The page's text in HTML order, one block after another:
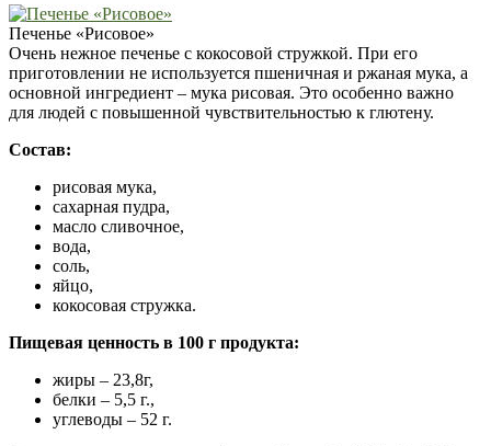
Печенье «Рисовое»
Очень нежное печенье с кокосовой стружкой. При его
приготовлении не используется пшеничная и ржаная мука, а
основной ингредиент – мука рисовая. Это особенно важно
для людей с повышенной чувствительностью к глютену.
Состав:
рисовая мука,
сахарная пудра,
масло сливочное,
вода,
соль,
яйцо,
кокосовая стружка.
Пищевая ценность в 100 г продукта:
жиры – 23,8г,
белки – 5,5 г.,
углеводы – 52 г.